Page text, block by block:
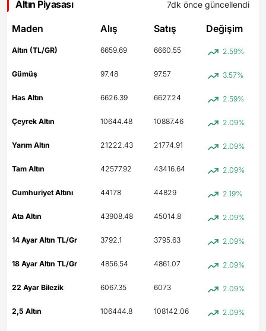
Altın Piyasası 7dk önce güncellendi
Maden Alış Satış Değişim
Altın (TL/GR) 6659.69 6660.55 2.59%
Gümüş 97.48 97.57 3.57%
Has Altın 6626.39 6627.24 2.59%
Çeyrek Altın 10644.48 10887.46 2.09%
Yarım Altın 21222.43 21774.91 2.09%
Tam Altın 42577.92 43416.64 2.09%
Cumhuriyet Altını 44178 44829 2.19%
Ata Altın 43908.48 45014.8 2.09%
14 Ayar Altın TL/Gr 3792.1 3795.63 2.09%
18 Ayar Altın TL/Gr 4856.54 4861.07 2.09%
22 Ayar Bilezik 6067.35 6073 2.09%
2,5 Altın 106444.8 108142.06 2.09%